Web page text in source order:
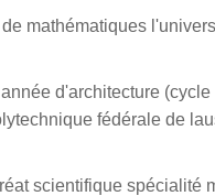
de mathématiques
d'architecture
fédérale de
scientifique spécialité